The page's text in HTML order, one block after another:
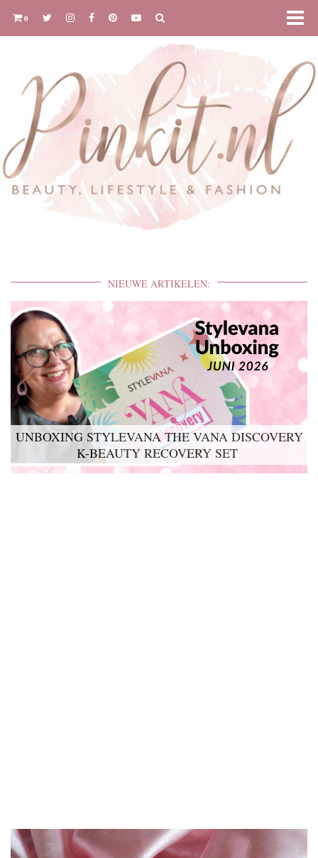
0
NIEUWE ARTIKELEN:
UNBOXING STYLEVANA THE VANA DISCOVERY
K-BEAUTY RECOVERY SET
LYKO LOVABLES THE BDAY KIT 2026 UNBOXING